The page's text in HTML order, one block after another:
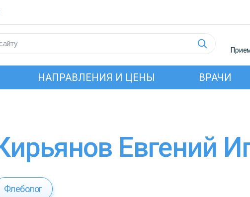
НАПРАВЛЕНИЯ И ЦЕНЫ ВРАЧИ
Кирьянов Евгений
Флеболог